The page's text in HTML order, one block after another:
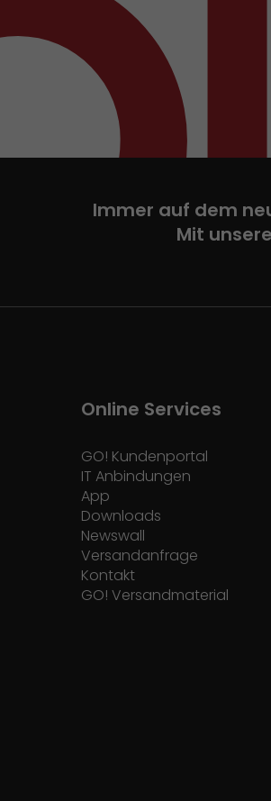
Immer auf dem
Mit
Online Services
GO! Kundenportal
IT Anbindungen
App
Downloads
Newswall
Versandanfrage
Kontakt
GO! Versandmaterial